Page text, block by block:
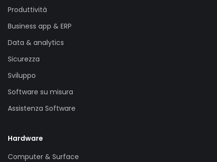
Produttività
Business app & ERP
Data & analytics
Sicurezza
Sviluppo
Software su misura
Assistenza Software
Hardware
Computer & Surface